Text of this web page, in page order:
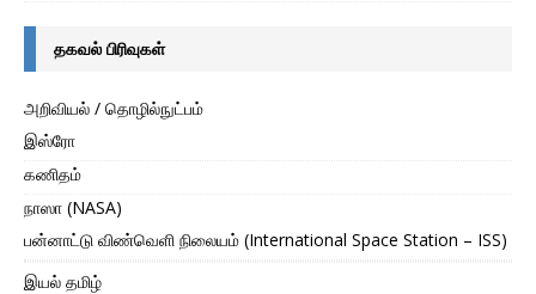
தகவல் பிரிவுகள்
அறிவியல் / தொழில்நுட்பம்
இஸ்ரோ
கணிதம்
நாஸா (NASA)
பன்னாட்டு விண்வெளி நிலையம் (International Space Station – ISS)
இயல் தமிழ்